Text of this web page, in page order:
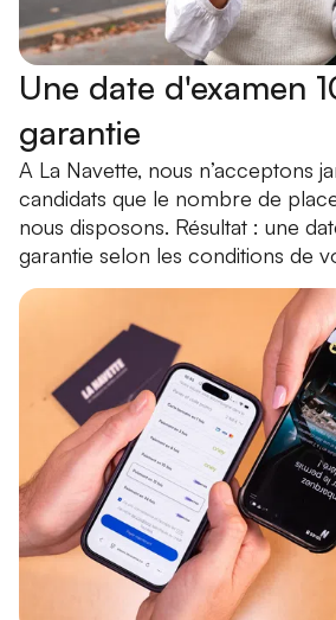
Une date d'examen
garantie
A La Navette, nous n’acceptons
candidats que le nombre de
nous disposons. Résultat : une
garantie selon les conditions de